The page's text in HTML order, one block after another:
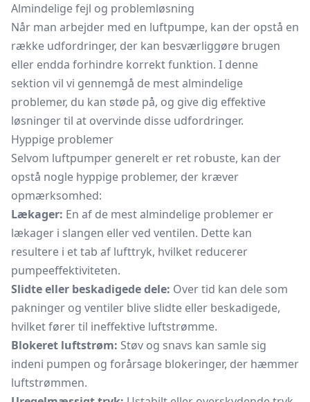
Almindelige fejl og problemløsning
Når man arbejder med en luftpumpe, kan der opstå en
række udfordringer, der kan besværliggøre brugen
eller endda forhindre korrekt funktion. I denne
sektion vil vi gennemgå de mest almindelige
problemer, du kan støde på, og give dig effektive
løsninger til at overvinde disse udfordringer.
Hyppige problemer
Selvom luftpumper generelt er ret robuste, kan der
opstå nogle hyppige problemer, der kræver
opmærksomhed:
Lækager: En af de mest almindelige problemer er
lækager i slangen eller ved ventilen. Dette kan
resultere i et tab af lufttryk, hvilket reducerer
pumpeeffektiviteten.
Slidte eller beskadigede dele: Over tid kan dele som
pakninger og ventiler blive slidte eller beskadigede,
hvilket fører til ineffektive luftstrømme.
Blokeret luftstrøm: Støv og snavs kan samle sig
indeni pumpen og forårsage blokeringer, der hæmmer
luftstrømmen.